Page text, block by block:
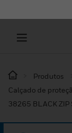
Produtos
Calçado de
38265 BLACK ZIP